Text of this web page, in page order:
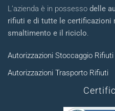
L’azienda è in possesso delle
rifiuti e di tutte le certificazioni
smaltimento e il riciclo.
Autorizzazioni Stoccaggio Rifiuti
Autorizzazioni Trasporto Rifiuti